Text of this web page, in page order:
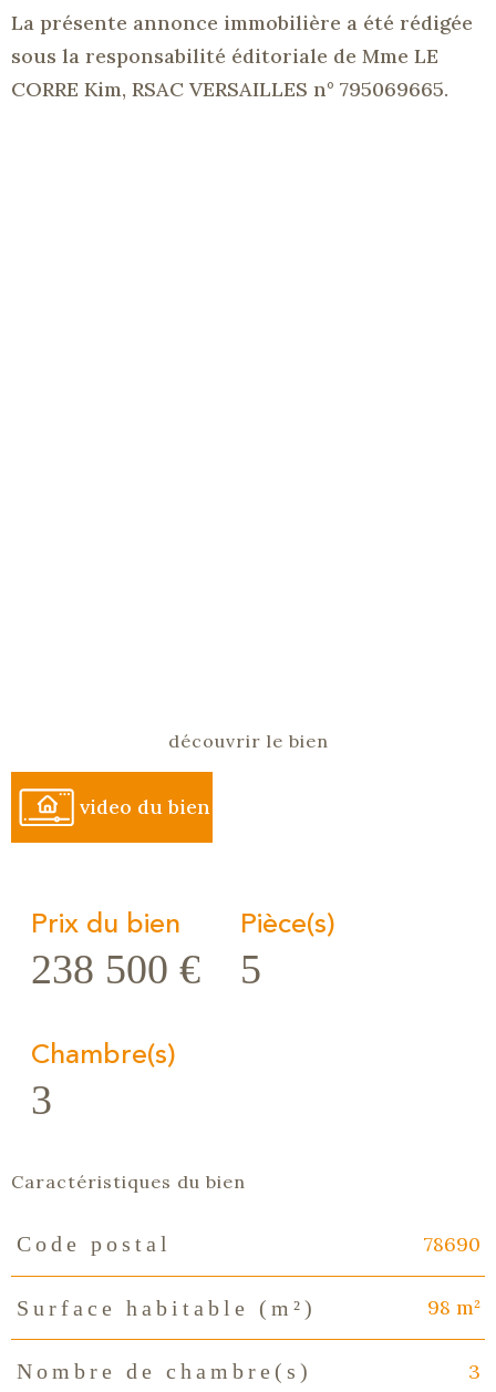
La présente annonce immobilière a été rédigée
sous la responsabilité éditoriale de Mme LE
CORRE Kim, RSAC VERSAILLES n° 795069665.
découvrir le bien
video du bien
Prix du bien
238 500 €
Pièce(s)
5
Chambre(s)
3
Caractéristiques du bien
Caractéristiques
Code postal 78690
Surface habitable (m²) 98 m²
Nombre de chambre(s) 3